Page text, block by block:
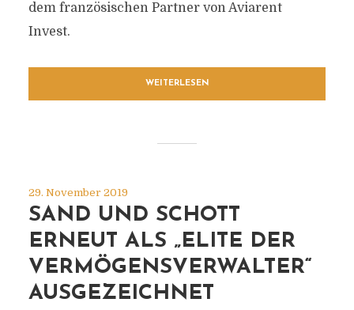
dem französischen Partner von Aviarent
Invest.
WEITERLESEN
29. November 2019
SAND UND SCHOTT
ERNEUT ALS „ELITE DER
VERMÖGENSVERWALTER“
AUSGEZEICHNET